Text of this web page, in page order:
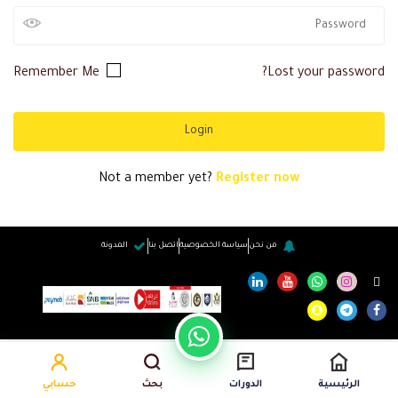
Lost your password?
Not a member yet? Register now
من نحن سياسة الخصوصية اتصل بنا المدونة
الرئيسية الدورات بحث حسابي